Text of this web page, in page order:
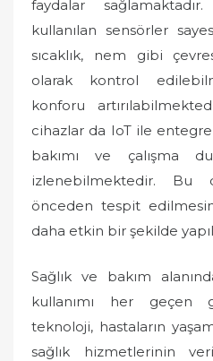
faydalar
kullanılan sensörler
sıcaklık, nem gibi
olarak kontrol
konforu
cihazlar da IoT ile
bakımı ve çalışma
izlenebilmektedir. Bu
önceden tespit
daha etkin bir şekilde
Sağlık ve bakım
kullanımı her geçen
teknoloji, hastaların
sağlık hizmetlerinin